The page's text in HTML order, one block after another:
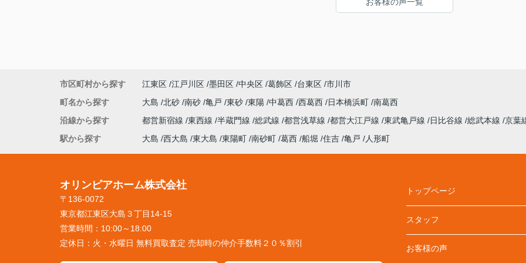
回購入までお世話になりました。何も心配する
ことなく購入にこぎつけました。ありがとうご
市区町村から探す 江東区 江戸川区 墨田区 中央区 葛飾区 台東区 市川市
町名から探す
大島 北砂 南砂 亀戸 東砂 東陽 中葛西 西葛西 日本橋浜町 南葛西
沿線から探す
都営新宿線 東西線 半蔵門線 総武線 都営浅草線 都営大江戸線 東武亀戸線 日比谷線 総武本線 京葉
駅から探す
大島 西大島 東大島 東陽町 南砂町 葛西 船堀 住吉 亀戸 人形町
オリンピアホーム株式会社
〒136-0072
東京都江東区大島３丁目14-15
営業時間： 10:00～18:00
定休日： 火・水曜日 無料買取査定 売却時の仲介手数料２０％割引
トップページ
スタッフ
お客様の声